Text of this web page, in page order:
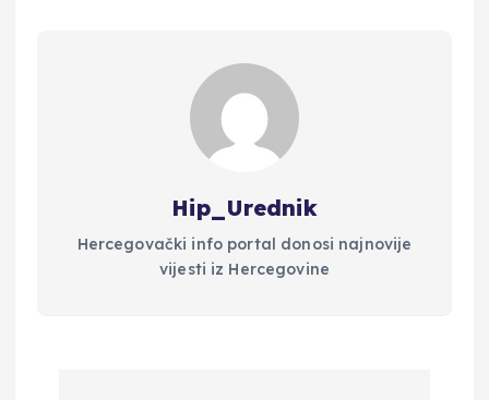
Hip_Urednik
Hercegovački info portal donosi najnovije
vijesti iz Hercegovine